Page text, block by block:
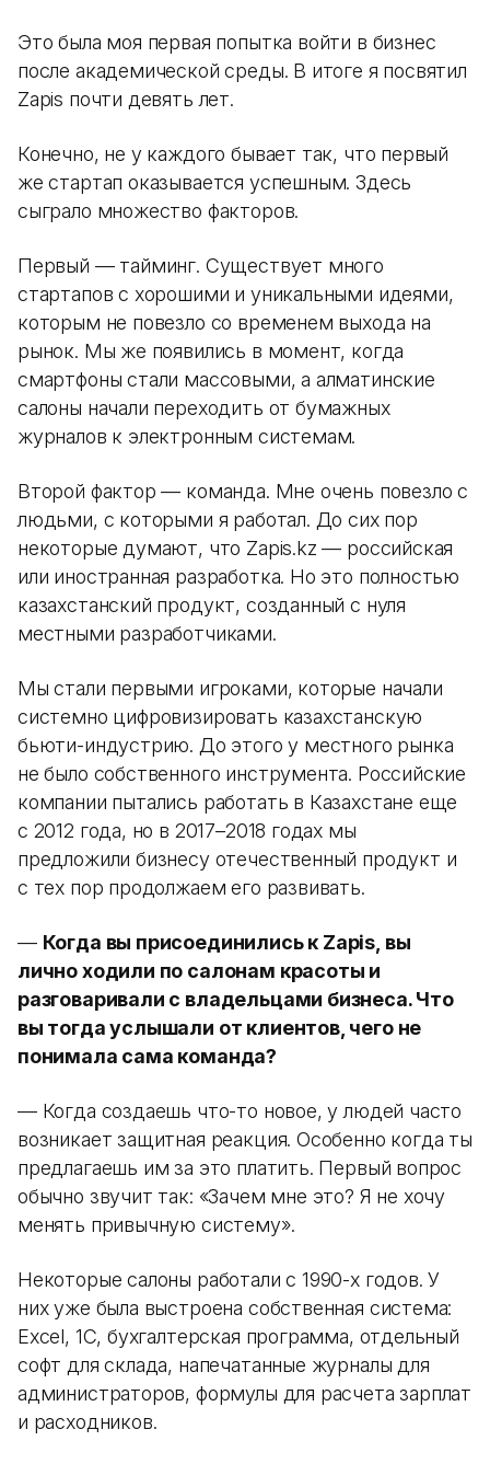
Это была моя первая попытка войти в бизнес
после академической среды. В итоге я посвятил
Zapis почти девять лет.
Конечно, не у каждого бывает так, что первый
же стартап оказывается успешным. Здесь
сыграло множество факторов.
Первый — тайминг. Существует много
стартапов с хорошими и уникальными идеями,
которым не повезло со временем выхода на
рынок. Мы же появились в момент, когда
смартфоны стали массовыми, а алматинские
салоны начали переходить от бумажных
журналов к электронным системам.
Второй фактор — команда. Мне очень повезло с
людьми, с которыми я работал. До сих пор
некоторые думают, что Zapis.kz — российская
или иностранная разработка. Но это полностью
казахстанский продукт, созданный с нуля
местными разработчиками.
Мы стали первыми игроками, которые начали
системно цифровизировать казахстанскую
бьюти-индустрию. До этого у местного рынка
не было собственного инструмента. Российские
компании пытались работать в Казахстане еще
с 2012 года, но в 2017–2018 годах мы
предложили бизнесу отечественный продукт и
с тех пор продолжаем его развивать.
— Когда вы присоединились к Zapis, вы
лично ходили по салонам красоты и
разговаривали с владельцами бизнеса. Что
вы тогда услышали от клиентов, чего не
понимала сама команда?
— Когда создаешь что-то новое, у людей часто
возникает защитная реакция. Особенно когда ты
предлагаешь им за это платить. Первый вопрос
обычно звучит так: «Зачем мне это? Я не хочу
менять привычную систему».
Некоторые салоны работали с 1990-х годов. У
них уже была выстроена собственная система:
Excel, 1С, бухгалтерская программа, отдельный
софт для склада, напечатанные журналы для
администраторов, формулы для расчета зарплат
и расходников.